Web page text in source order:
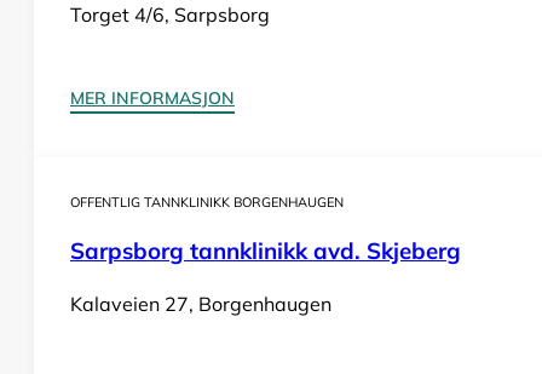
Torget 4/6, Sarpsborg
MER INFORMASJON
OFFENTLIG TANNKLINIKK BORGENHAUGEN
Sarpsborg tannklinikk avd. Skjeberg
Kalaveien 27, Borgenhaugen